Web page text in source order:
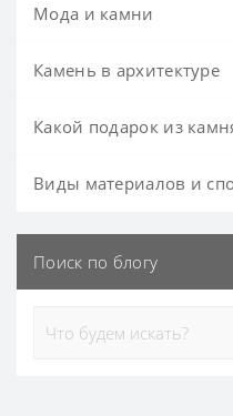
Мода и камни
Камень в архитектуре
Какой подарок из
Виды материалов и
Поиск по блогу